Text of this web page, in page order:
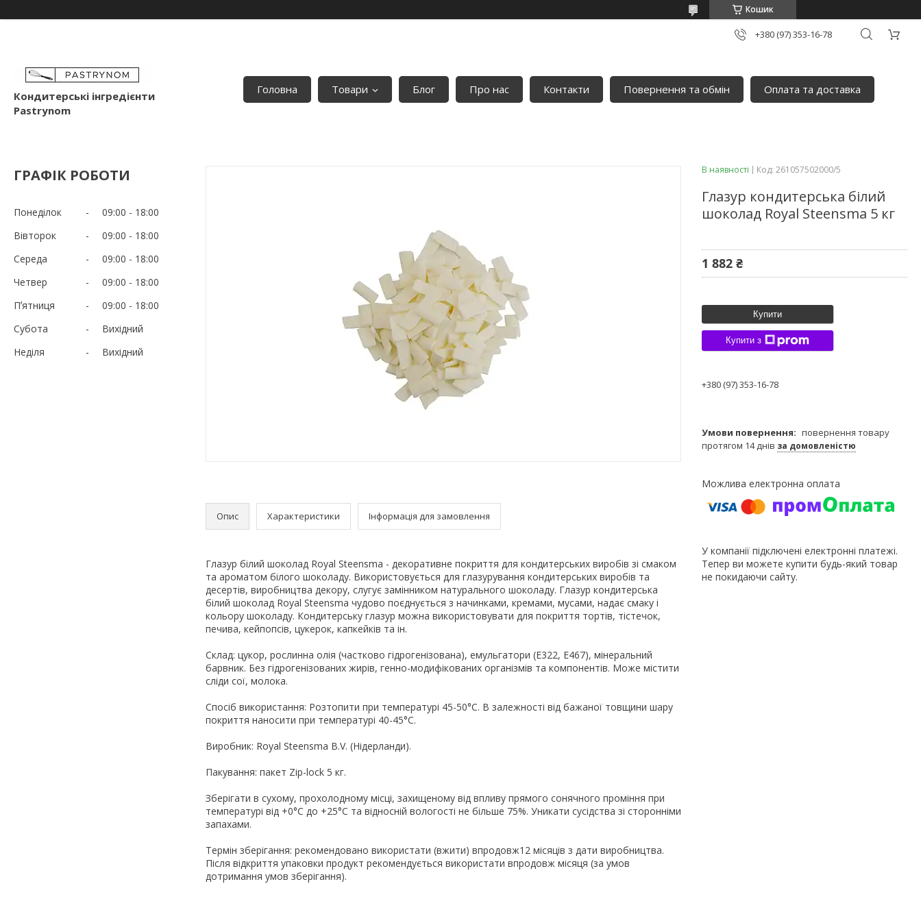
Кошик
+380 (97) 353-16-78
Кондитерські інгредієнти
Pastrynom
Головна Товари Блог Про нас Контакти Повернення та обмін Оплата та доставка
ГРАФІК РОБОТИ
Понеділок 09:00
18:00
Вівторок
09:00
18:00
Середа
09:00
18:00
Четвер
09:00
18:00
Пʼятниця
09:00
18:00
Субота
Вихідний
Неділя
Вихідний
Опис Характеристики Інформація для замовлення
Глазур білий шоколад Royal Steensma - декоративне покриття для кондитерських виробів зі смаком
та ароматом білого шоколаду. Використовується для глазурування кондитерських виробів та
десертів, виробництва декору, слугує замінником натурального шоколаду. Глазур кондитерська
білий шоколад Royal Steensma чудово поєднується з начинками, кремами, мусами, надає смаку і
кольору шоколаду. Кондитерську глазур можна використовувати для покриття тортів, тістечок,
печива, кейпопсів, цукерок, капкейків та ін.
Склад: цукор, рослинна олія (частково гідрогенізована), емульгатори (Е322, Е467), мінеральний
барвник. Без гідрогенізованих жирів, генно-модифікованих організмів та компонентів. Може містити
сліди сої, молока.
Спосіб використання: Розтопити при температурі 45-50°C. В залежності від бажаної товщини шару
покриття наносити при температурі 40-45°C.
Виробник: Royal Steensma B.V. (Нідерланди).
Пакування: пакет Zip-lock 5 кг.
Зберігати в сухому, прохолодному місці, захищеному від впливу прямого сонячного проміння при
температурі від +0°С до +25°С та відносній вологості не більше 75%. Уникати сусідства зі сторонніми
запахами.
Термін зберігання: рекомендовано використати (вжити) впродовж12 місяців з дати виробництва.
Після відкриття упаковки продукт рекомендується використати впродовж місяця (за умов
дотримання умов зберігання).
В наявності Код: 261057502000/5
Глазур кондитерська білий
шоколад Royal Steensma 5 кг
1 882 ₴
Купити
Купити з
+380 (97) 353-16-78
повернення товару
протягом 14 днів за домовленістю
У компанії підключені електронні платежі.
Тепер ви можете купити будь-який товар
не покидаючи сайту.